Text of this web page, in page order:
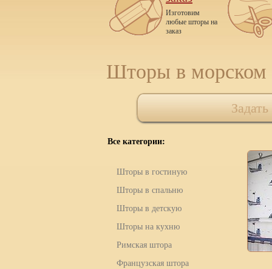
Изготовим
любые шторы на
заказ
Шторы в морском
Все категории:
Шторы в гостиную
Шторы в спальню
Шторы в детскую
Шторы на кухню
Римская штора
Французская штора